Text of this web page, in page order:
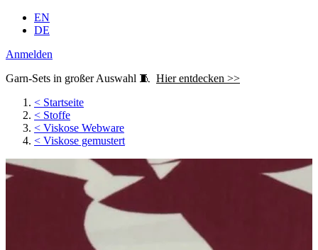
EN
DE
Anmelden
Garn-Sets in großer Auswahl 🧵 Hier entdecken >>
< Startseite
< Stoffe
< Viskose Webware
< Viskose gemustert